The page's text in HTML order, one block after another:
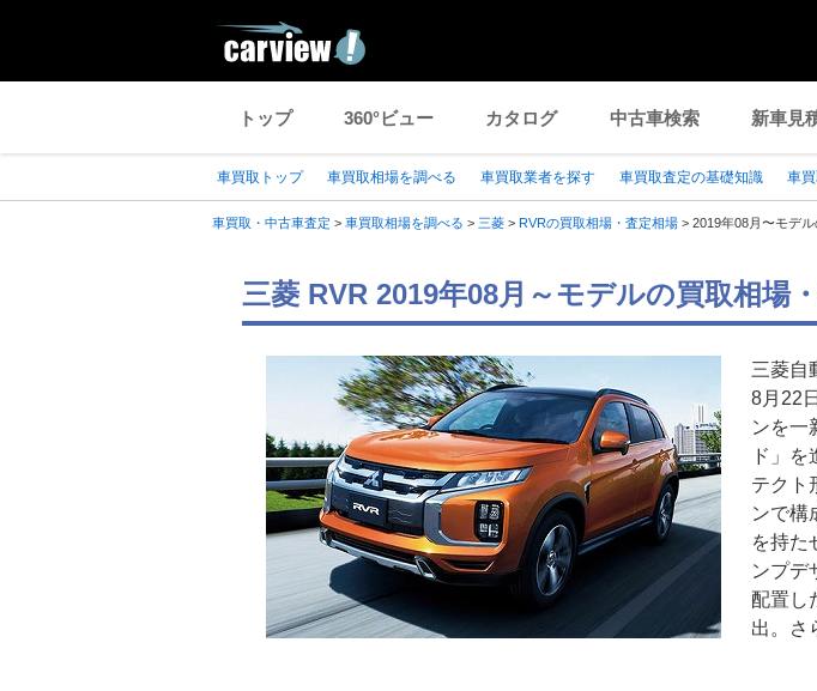
トップ 360°ビュー カタログ 中古車検索 新車見
車買取トップ 車買取相場を調べる 車買取業者を探す 車買取査定の基礎知識 車
車買取・中古車査定 > 車買取相場を調べる > 三菱 > RVRの買取相場・査定相場 > 2019年08月〜モデ
三菱 RVR 2019年08月～モデルの買取相場
三菱自
8月22
ンを一
ド」
テクト
ンで構
を持た
ンプデ
配置し
出。さ
認性